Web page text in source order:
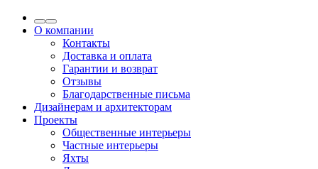
О компании
Контакты
Доставка и оплата
Гарантии и возврат
Отзывы
Благодарственные письма
Дизайнерам и архитекторам
Проекты
Общественные интерьеры
Частные интерьеры
Яхты